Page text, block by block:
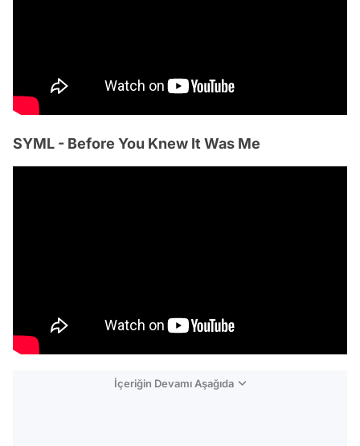
SYML - Before You Knew It Was Me
İçeriğin Devamı Aşağıda